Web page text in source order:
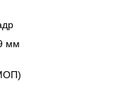
мм